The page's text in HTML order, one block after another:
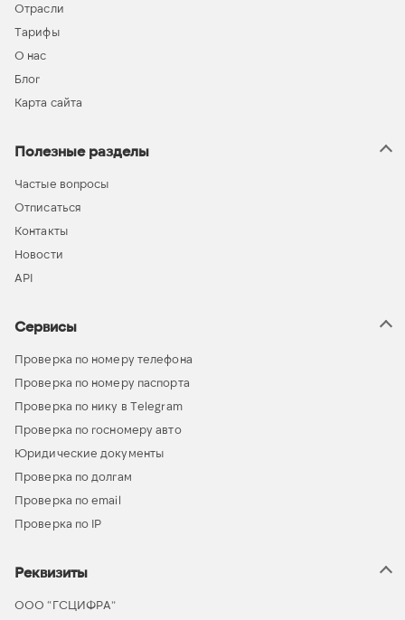
Отрасли
Тарифы
О нас
Блог
Карта сайта
Полезные разделы
Частые вопросы
Отписаться
Контакты
Новости
API
Сервисы
Проверка по номеру телефона
Проверка по номеру паспорта
Проверка по нику в Telegram
Проверка по госномеру авто
Юридические документы
Проверка по долгам
Проверка по email
Проверка по IP
Реквизиты
ООО “ГСЦИФРА”